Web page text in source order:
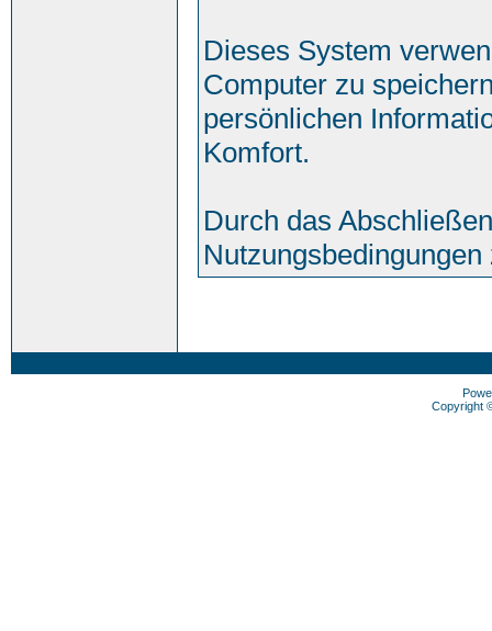
Dieses System
Computer zu
persönlichen
Komfort.
Durch das
Nutzungsbedingungen
Copyright